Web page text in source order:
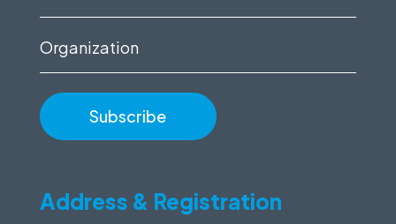
Organization
Address & Registration